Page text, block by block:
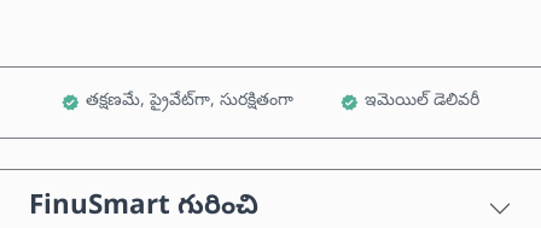
తక్షణమే, ప్రైవేట్‌గా, సురక్షితంగా ఇమెయిల్ డెలివరీ
FinuSmart గురించి